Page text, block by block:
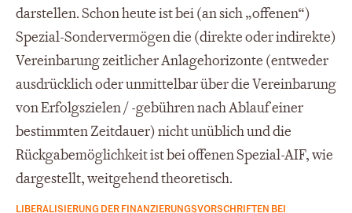
darstellen. Schon heute ist bei (an sich „offenen“)
Spezial-Sondervermögen die (direkte oder indirekte)
Vereinbarung zeitlicher Anlagehorizonte (entweder
ausdrücklich oder unmittelbar über die Vereinbarung
von Erfolgszielen / -gebühren nach Ablauf einer
bestimmten Zeitdauer) nicht unüblich und die
Rückgabemöglichkeit ist bei offenen Spezial-AIF, wie
dargestellt, weitgehend theoretisch.
LIBERALISIERUNG DER FINANZIERUNGSVORSCHRIFTEN BEI